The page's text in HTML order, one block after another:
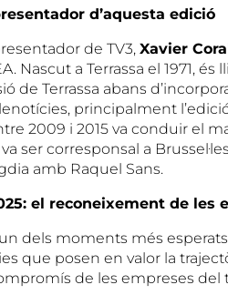
d’aquesta edició
de TV3, Xavier
Nascut a Terrassa el 1971,
de Terrassa abans
principalment
2009 i 2015 va conduir el
ser corresponsal a
amb Raquel Sans.
el reconeixement de les
dels moments més
que posen en valor la
de les empreses del